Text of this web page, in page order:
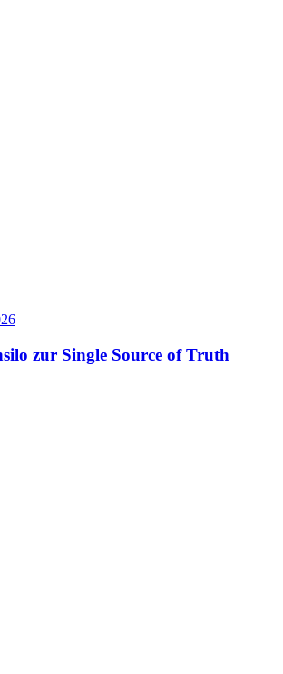
zur Single Source of Truth